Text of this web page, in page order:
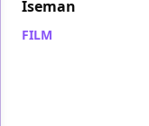
Iseman
FILM